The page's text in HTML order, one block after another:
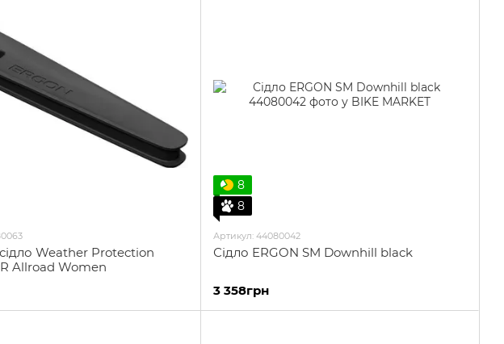
це німецька якість та науковий підхід, втілені в компонентах, що роблять
та ефективнішою.
Weather Protection
Allroad Women
8
8
Артикул: 44080042
Сідло ERGON SM Downhill black
3 358грн